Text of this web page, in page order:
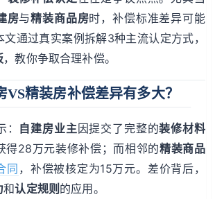
房与精装商品房时，补偿标准差异可能
通过真实案例拆解3种主流认定方式，
，教你争取合理补偿。
VS精装房补偿差异有多大？
自建房业主因提交了完整的装修材料
得28万元装修补偿；而相邻的精装商品
同 ，补偿被核定为15万元。差价背后，
和认定规则 的应用。